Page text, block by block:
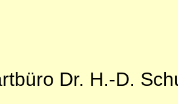
Dr. H.-D.